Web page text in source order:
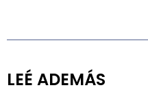
LEÉ ADEMÁS